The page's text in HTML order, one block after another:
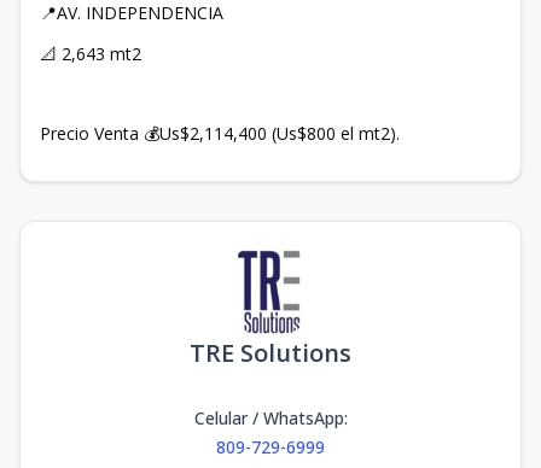
📍AV. INDEPENDENCIA
📐 2,643 mt2
Precio Venta 💰Us$2,114,400 (Us$800 el mt2).
TRE Solutions
Celular / WhatsApp:
809-729-6999